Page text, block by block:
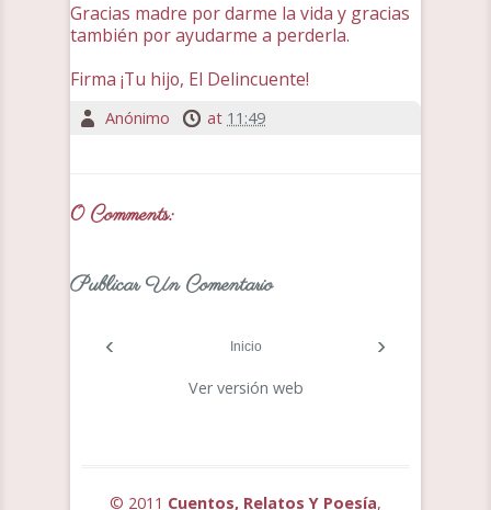
Gracias madre por darme la vida y gracias
también por ayudarme a perderla.
Firma ¡Tu hijo, El Delincuente!
Anónimo at 11:49
0 Comments:
Publicar Un Comentario
‹ ›
Inicio
Ver versión web
© 2011 Cuentos, Relatos Y Poesía,